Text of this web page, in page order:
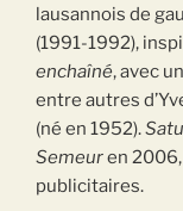
lausannois de
(1991-1992),
enchaîné, avec
entre autres
(né en 1952).
Semeuren
publicitaires.